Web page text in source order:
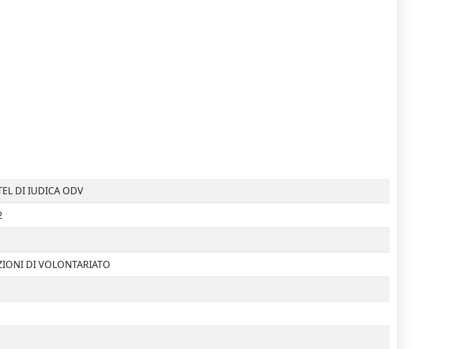
DI IUDICA ODV
DI VOLONTARIATO